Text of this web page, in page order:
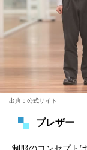
出典：公式サイト
ブレザー